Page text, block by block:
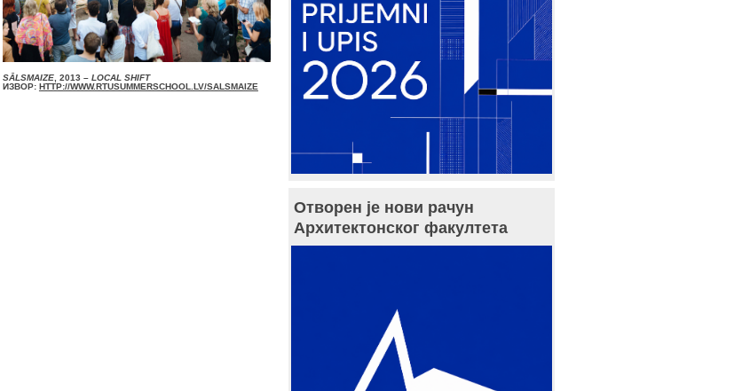
SĀLSMAIZE, 2013 – LOCAL SHIFT
ИЗВОР: HTTP://WWW.RTUSUMMERSCHOOL.LV/SALSMAIZE
Отворен је нови рачун
Архитектонског факултета